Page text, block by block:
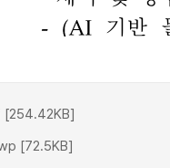
[254.42KB]
[72.5KB]